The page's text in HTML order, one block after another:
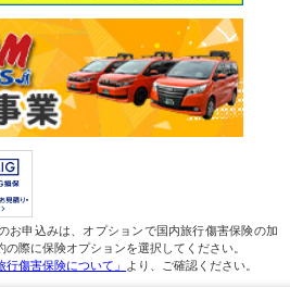
お申込みは、オプションで国内旅行傷害保険の加
際に保険オプションを選択してください。
行傷害保険について」 より、ご確認ください。